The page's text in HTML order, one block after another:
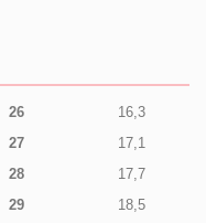
26
16,3
27
17,1
28
17,7
29
18,5